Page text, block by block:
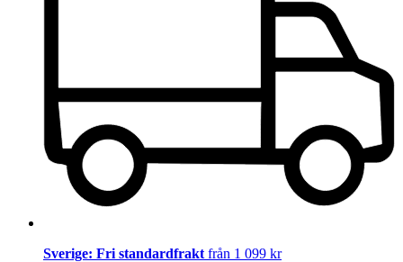
Sverige: Fri standardfrakt från 1 099 kr